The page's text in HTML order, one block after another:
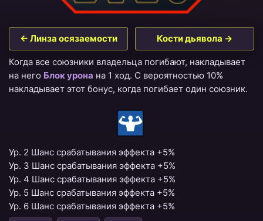
← Линза осязаемости Кости дьявола →
Когда все союзники владельца погибают, накладывает
на него Блок урона на 1 ход. С вероятностью 10%
накладывает этот бонус, когда погибает один союзник.
Ур. 2 Шанс срабатывания эффекта +5%
Ур. 3 Шанс срабатывания эффекта +5%
Ур. 4 Шанс срабатывания эффекта +5%
Ур. 5 Шанс срабатывания эффекта +5%
Ур. 6 Шанс срабатывания эффекта +5%